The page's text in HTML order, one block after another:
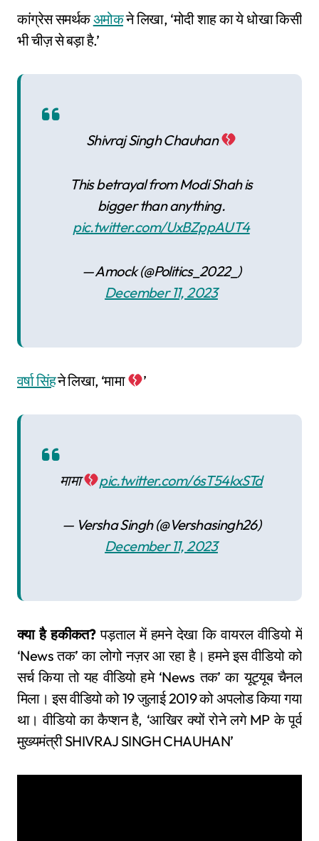
कांग्रेस समर्थकअमोकने लिखा, ‘मोदी शाह का ये धोखा किसी
भी चीज़ से बड़ा है.’
Shivraj Singh Chauhan
This betrayal from Modi Shah is
bigger than anything.
pic.twitter.com/UxBZppAUT4
— Amock (@Politics_2022_)
December 11, 2023
वर्षा सिंहने लिखा, ‘मामा ’
मामा pic.twitter.com/6sT54kxSTd
— Versha Singh (@Vershasingh26)
December 11, 2023
क्या है हकीकत?पड़ताल में हमने देखा कि वायरल वीडियो में
‘News तक’ का लोगो नज़र आ रहा है। हमने इस वीडियो को
सर्च किया तो यह वीडियो हमे ‘News तक’ का यूट्यूब चैनल
मिला। इस वीडियो को 19 जुलाई 2019 को अपलोड किया गया
था। वीडियो का कैप्शन है, ‘आखिर क्यों रोने लगे MP के पूर्व
मुख्यमंत्री SHIVRAJ SINGH CHAUHAN’